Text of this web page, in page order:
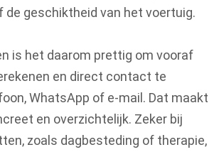
de geschiktheid van het voertuig.
is het daarom prettig om vooraf
en direct contact te
WhatsApp of e-mail. Dat maakt
en overzichtelijk. Zeker bij
zoals dagbesteding of therapie,